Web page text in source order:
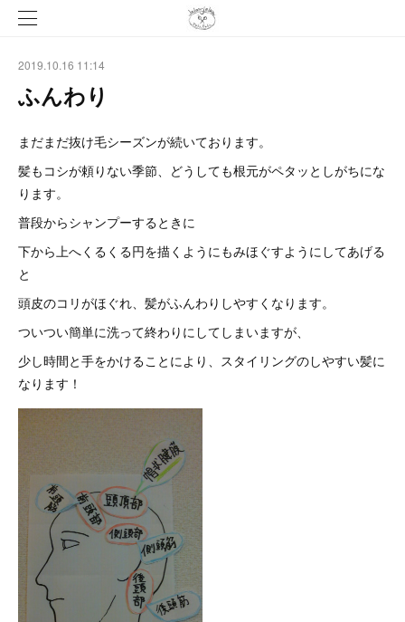
2019.10.16 11:14
ふんわり
まだまだ抜け毛シーズンが続いております。
髪もコシが頼りない季節、どうしても根元がペタッとしがちにな
ります。
普段からシャンプーするときに
下から上へくるくる円を描くようにもみほぐすようにしてあげる
と
頭皮のコリがほぐれ、髪がふんわりしやすくなります。
ついつい簡単に洗って終わりにしてしまいますが、
少し時間と手をかけることにより、スタイリングのしやすい髪に
なります！